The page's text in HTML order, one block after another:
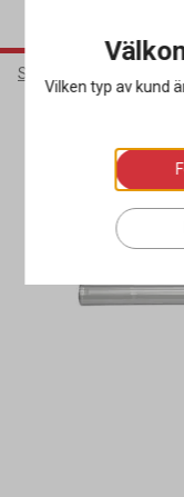
Städ & Hygien
Vilken typ av kund